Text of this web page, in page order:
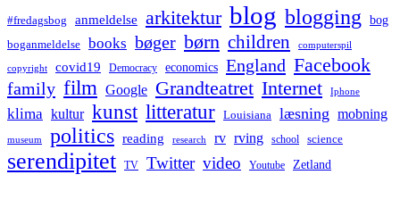
#fredagsbog anmeldelse arkitektur blog blogging bog
boganmeldelse books bøger børn children computerspil
copyright covid19 Democracy economics England Facebook
family film Google Grandteatret Internet Iphone
klima kultur kunst litteratur Louisiana læsning mobning
museum politics reading research rv rving school science
serendipitet TV Twitter video Youtube Zetland